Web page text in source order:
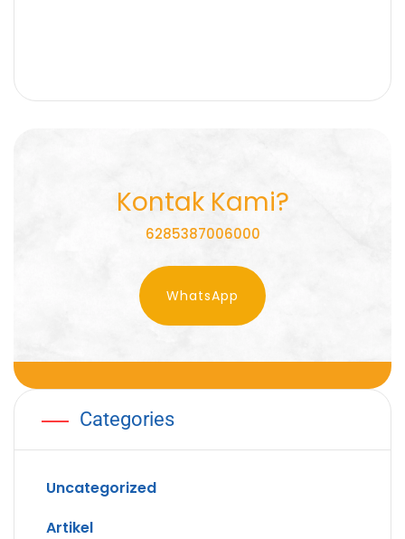
Kontak Kami?
6285387006000
WhatsApp
Categories
Uncategorized
Artikel